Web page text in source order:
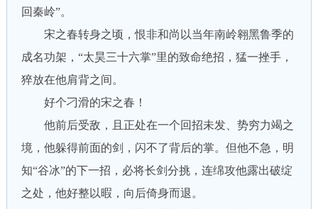
回秦岭”。
宋之春转身之顷，恨非和尚以当年南岭翱黑鲁季的
成名功架，“太昊三十六掌”里的致命绝招，猛一挫手，
猝放在他肩背之间。
好个刁滑的宋之春！
他前后受敌，且正处在一个回招未发、势穷力竭之
境，他躲得前面的剑，闪不了背后的掌。但他不急，明
知“谷冰”的下一招，必将长剑分挑，连绵攻他露出破绽
之处，他好整以暇，向后倚身而退。